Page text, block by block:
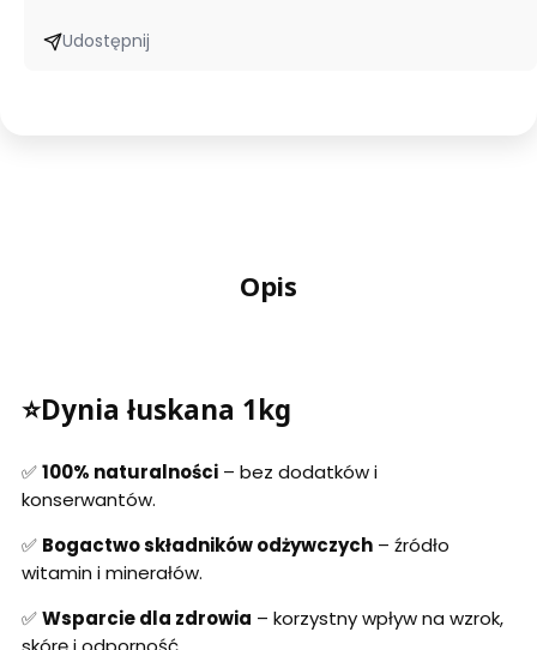
Udostępnij
Opis
⭐Dynia łuskana 1kg
✅100% naturalności – bez dodatków i
konserwantów.
✅ Bogactwo składników odżywczych – źródło
witamin i minerałów.
✅Wsparcie dla zdrowia – korzystny wpływ na wzrok,